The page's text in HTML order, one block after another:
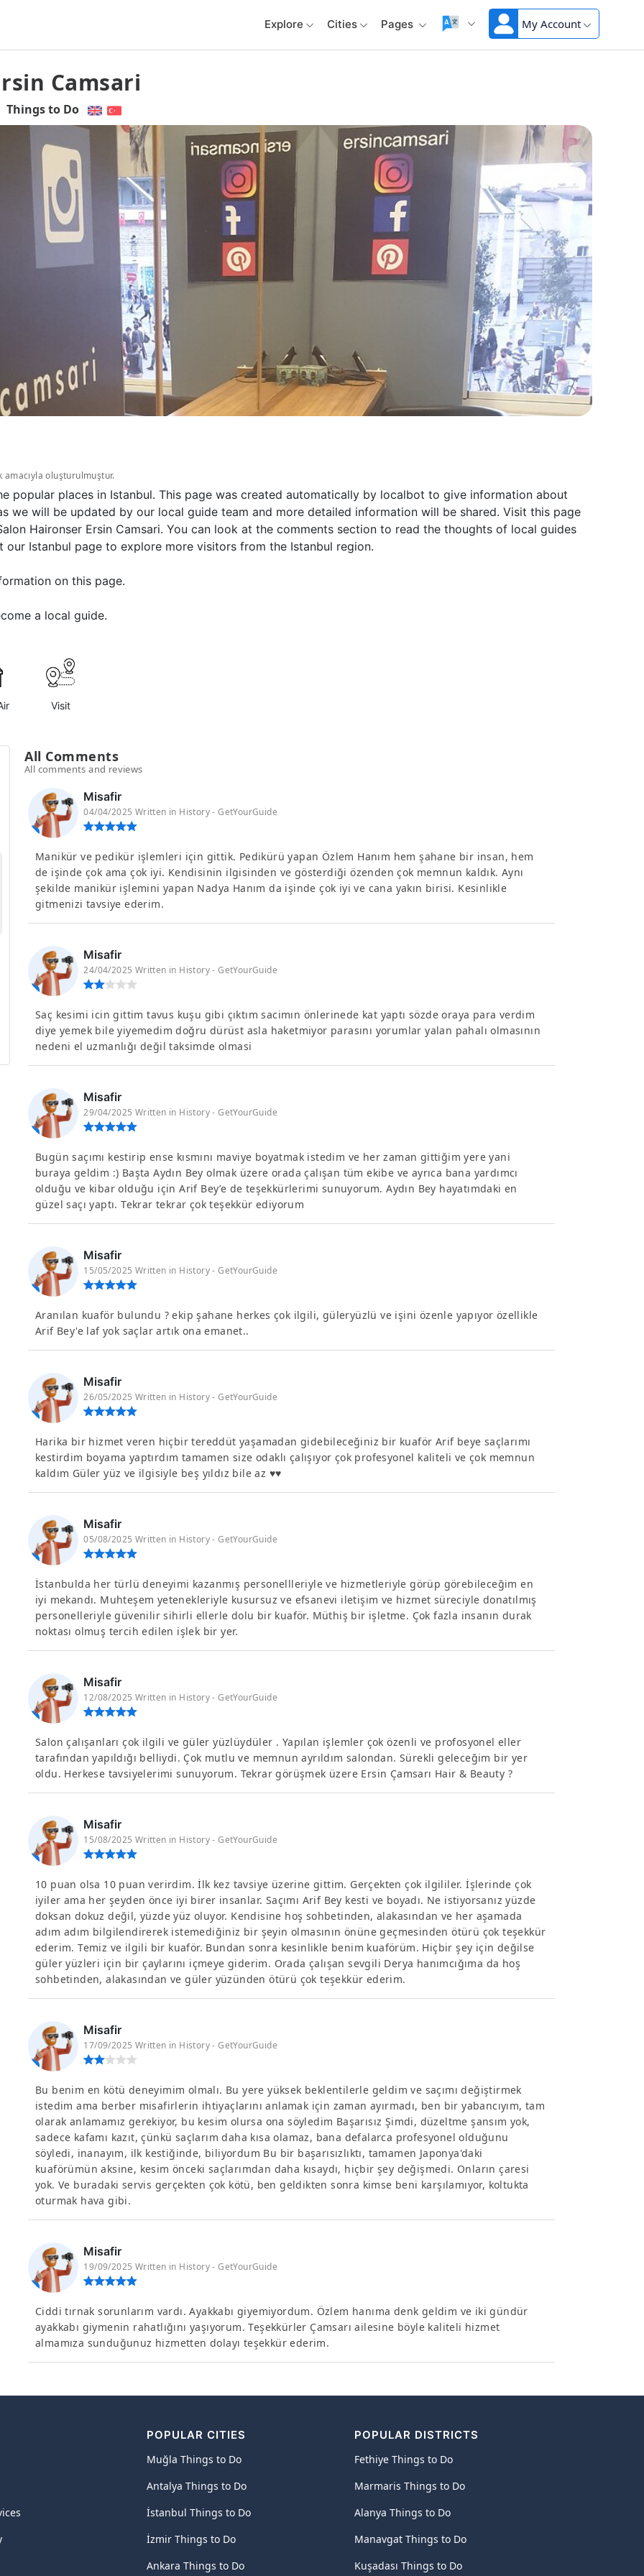
Explore Cities Pages My Account
Camsari
Things to Do
oluşturulmuştur.
popular places in Istanbul. This page was created automatically by localbot to give information about
we will be updated by our local guide team and more detailed information will be shared. Visit this page
Haironser Ersin Camsari. You can look at the comments section to read the thoughts of local guides
our Istanbul page to explore more visitors from the Istanbul region.
on this page.
a local guide.
Visit
All Comments
All comments and reviews
Misafir
04/04/2025 Written in History - GetYourGuide
Manikür ve pedikür işlemleri için gittik. Pedikürü yapan Özlem Hanım hem şahane bir insan, hem
de işinde çok ama çok iyi. Kendisinin ilgisinden ve gösterdiği özenden çok memnun kaldık. Aynı
şekilde manikür işlemini yapan Nadya Hanım da işinde çok iyi ve cana yakın birisi. Kesinlikle
gitmenizi tavsiye ederim.
Misafir
24/04/2025 Written in History - GetYourGuide
Saç kesimi icin gittim tavus kuşu gibi çıktım sacimın önlerinede kat yaptı sözde oraya para verdim
diye yemek bile yiyemedim doğru dürüst asla haketmiyor parasını yorumlar yalan pahalı olmasının
nedeni el uzmanlığı değil taksimde olmasi
Misafir
29/04/2025 Written in History - GetYourGuide
Bugün saçımı kestirip ense kısmını maviye boyatmak istedim ve her zaman gittiğim yere yani
buraya geldim :) Başta Aydın Bey olmak üzere orada çalışan tüm ekibe ve ayrıca bana yardımcı
olduğu ve kibar olduğu için Arif Bey’e de teşekkürlerimi sunuyorum. Aydın Bey hayatımdaki en
güzel saçı yaptı. Tekrar tekrar çok teşekkür ediyorum
Misafir
15/05/2025 Written in History - GetYourGuide
Aranılan kuaför bulundu ? ekip şahane herkes çok ilgili, güleryüzlü ve işini özenle yapıyor özellikle
Arif Bey'e laf yok saçlar artık ona emanet..
Misafir
26/05/2025 Written in History - GetYourGuide
Harika bir hizmet veren hiçbir tereddüt yaşamadan gidebileceğiniz bir kuaför Arif beye saçlarımı
kestirdim boyama yaptırdım tamamen size odaklı çalışıyor çok profesyonel kaliteli ve çok memnun
kaldım Güler yüz ve ilgisiyle beş yıldız bile az ♥️♥️
Misafir
05/08/2025 Written in History - GetYourGuide
İstanbulda her türlü deneyimi kazanmış personellleriyle ve hizmetleriyle görüp görebileceğim en
iyi mekandı. Muhteşem yetenekleriyle kusursuz ve efsanevi iletişim ve hizmet süreciyle donatılmış
personelleriyle güvenilir sihirli ellerle dolu bir kuaför. Müthiş bir işletme. Çok fazla insanın durak
noktası olmuş tercih edilen işlek bir yer.
Misafir
12/08/2025 Written in History - GetYourGuide
Salon çalışanları çok ilgili ve güler yüzlüydüler . Yapılan işlemler çok özenli ve profosyonel eller
tarafından yapıldığı belliydi. Çok mutlu ve memnun ayrıldım salondan. Sürekli geleceğim bir yer
oldu. Herkese tavsiyelerimi sunuyorum. Tekrar görüşmek üzere Ersin Çamsarı Hair & Beauty ?
Misafir
15/08/2025 Written in History - GetYourGuide
10 puan olsa 10 puan verirdim. İlk kez tavsiye üzerine gittim. Gerçekten çok ilgililer. İşlerinde çok
iyiler ama her şeyden önce iyi birer insanlar. Saçımı Arif Bey kesti ve boyadı. Ne istiyorsanız yüzde
doksan dokuz değil, yüzde yüz oluyor. Kendisine hoş sohbetinden, alakasından ve her aşamada
adım adım bilgilendirerek istemediğiniz bir şeyin olmasının önüne geçmesinden ötürü çok teşekkür
ederim. Temiz ve ilgili bir kuaför. Bundan sonra kesinlikle benim kuaförüm. Hiçbir şey için değilse
güler yüzleri için bir çaylarını içmeye giderim. Orada çalışan sevgili Derya hanımcığıma da hoş
sohbetinden, alakasından ve güler yüzünden ötürü çok teşekkür ederim.
Misafir
17/09/2025 Written in History - GetYourGuide
Bu benim en kötü deneyimim olmalı. Bu yere yüksek beklentilerle geldim ve saçımı değiştirmek
istedim ama berber misafirlerin ihtiyaçlarını anlamak için zaman ayırmadı, ben bir yabancıyım, tam
olarak anlamamız gerekiyor, bu kesim olursa ona söyledim Başarısız Şimdi, düzeltme şansım yok,
sadece kafamı kazıt, çünkü saçlarım daha kısa olamaz, bana defalarca profesyonel olduğunu
söyledi, inanayım, ilk kestiğinde, biliyordum Bu bir başarısızlıktı, tamamen Japonya'daki
kuaförümün aksine, kesim önceki saçlarımdan daha kısaydı, hiçbir şey değişmedi. Onların çaresi
yok. Ve buradaki servis gerçekten çok kötü, ben geldikten sonra kimse beni karşılamıyor, koltukta
oturmak hava gibi.
Misafir
19/09/2025 Written in History - GetYourGuide
Ciddi tırnak sorunlarım vardı. Ayakkabı giyemiyordum. Özlem hanıma denk geldim ve iki gündür
ayakkabı giymenin rahatlığını yaşıyorum. Teşekkürler Çamsarı ailesine böyle kaliteli hizmet
almamıza sunduğunuz hizmetten dolayı teşekkür ederim.
POPULAR CITIES
Muğla Things to Do
Antalya Things to Do
İstanbul Things to Do
İzmir Things to Do
Ankara Things to Do
POPULAR DISTRICTS
Fethiye Things to Do
Marmaris Things to Do
Alanya Things to Do
Manavgat Things to Do
Kuşadası Things to Do